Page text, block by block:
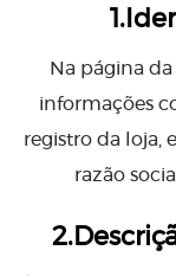
Na página
informações
registro da loja,
razão